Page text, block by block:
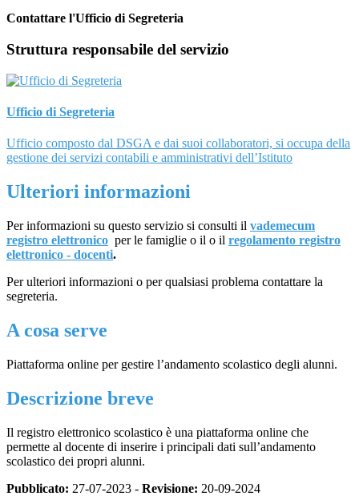
Contattare l'Ufficio di Segreteria
Struttura responsabile del servizio
Ufficio di Segreteria
Ufficio composto dal DSGA e dai suoi collaboratori, si occupa della
gestione dei servizi contabili e amministrativi dell’Istituto
Ulteriori informazioni
Per informazioni su questo servizio si consulti il vademecum
registro elettronico per le famiglie o il o il regolamento registro
elettronico - docenti.
Per ulteriori informazioni o per qualsiasi problema contattare la
segreteria.
A cosa serve
Piattaforma online per gestire l’andamento scolastico degli alunni.
Descrizione breve
Il registro elettronico scolastico è una piattaforma online che
permette al docente di inserire i principali dati sull’andamento
scolastico dei propri alunni.
Pubblicato: 27-07-2023 - Revisione: 20-09-2024